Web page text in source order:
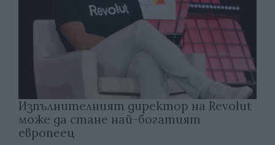
Изпълнителният директор на Revolut
може да стане най-богатият
европеец